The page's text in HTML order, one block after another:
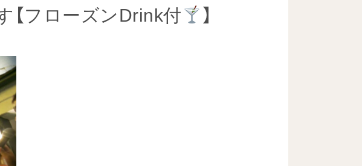
【フローズンDrink付 】